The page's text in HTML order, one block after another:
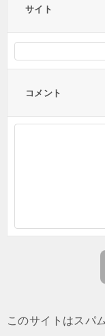
サイト
コメント
このサイトはスパ